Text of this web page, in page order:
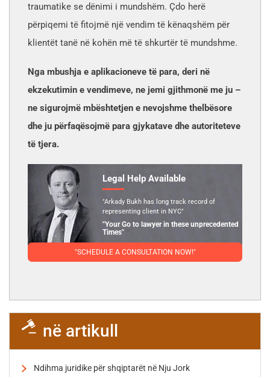
traumatike se dënimi i mundshëm. Çdo herë
përpiqemi të fitojmë një vendim të kënaqshëm për
klientët tanë në kohën më të shkurtër të mundshme.
Nga mbushja e aplikacioneve të para, deri në
ekzekutimin e vendimeve, ne jemi gjithmonë me ju –
ne sigurojmë mbështetjen e nevojshme thelbësore
dhe ju përfaqësojmë para gjykatave dhe autoriteteve
të tjera.
Legal Help Available
"Arkady Bukh has long track record of
representing client in NYC"
"Your Go to lawyer in these unprecedented
Times"
"SCHEDULE A CONSULTATION NOW!"
në artikull
Ndihma juridike për shqiptarët në Nju Jork